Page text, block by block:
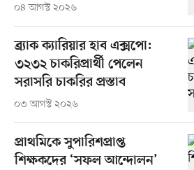
০৪ আগস্ট ২০২৬
ব্র্যাক ক্যারিয়ার হাব এক্সপো:
৩২৩২ চাকরিপ্রার্থী পেলেন
সরাসরি চাকরির প্রস্তাব
০৩ আগস্ট ২০২৬
প্রাথমিকে সুপারিশপ্রাপ্ত
শিক্ষকদের ‘সফল আন্দোলন’